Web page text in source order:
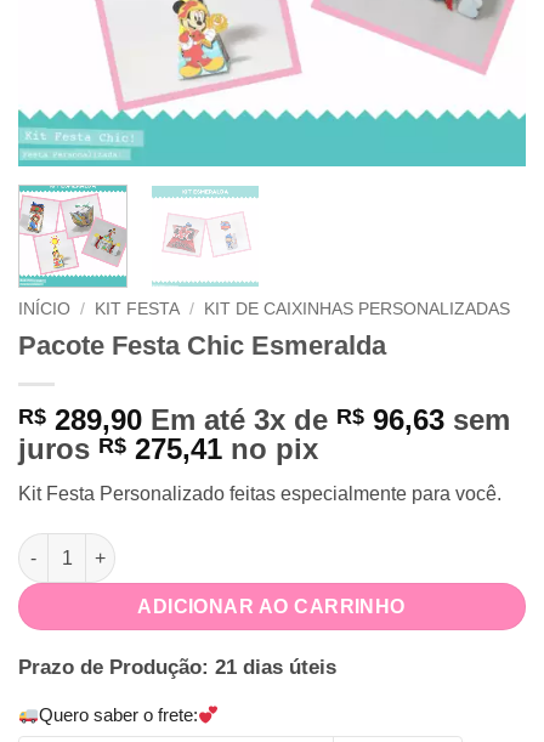
INÍCIO / KIT FESTA / KIT DE CAIXINHAS PERSONALIZADAS
Pacote Festa Chic Esmeralda
R$ 289,90 Em até 3x de R$ 96,63 sem
juros R$ 275,41 no pix
Kit Festa Personalizado feitas especialmente para você.
Pacote Festa Chic Esmeralda quantidade
ADICIONAR AO CARRINHO
Prazo de Produção: 21 dias úteis
Quero saber o frete: